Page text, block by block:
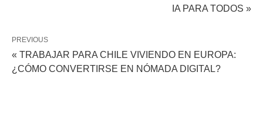
IA PARA TODOS »
PREVIOUS
« TRABAJAR PARA CHILE VIVIENDO EN EUROPA:
¿CÓMO CONVERTIRSE EN NÓMADA DIGITAL?